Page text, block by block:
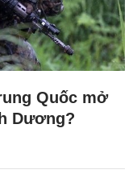
Quốc mở
Dương?